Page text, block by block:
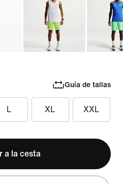
Guía de tallas
L XL XXL
a la cesta